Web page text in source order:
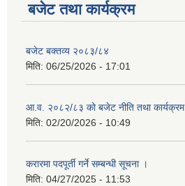
बजेट तथा कार्यक्रम
बजेट बक्तव्य २०८३/८४
मिति: 06/25/2026 - 17:01
आ.व. २०८२/८३ को बजेट नीति तथा कार्यक्रम
मिति: 02/20/2026 - 10:49
करारमा पदपूर्ती गर्ने सम्बन्धी सूचना ।
मिति: 04/27/2025 - 11:53